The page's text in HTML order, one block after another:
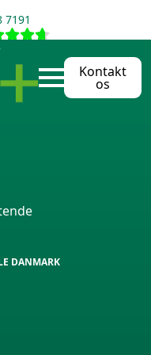
7191
Kontakt
os
Send mail
DANMARK